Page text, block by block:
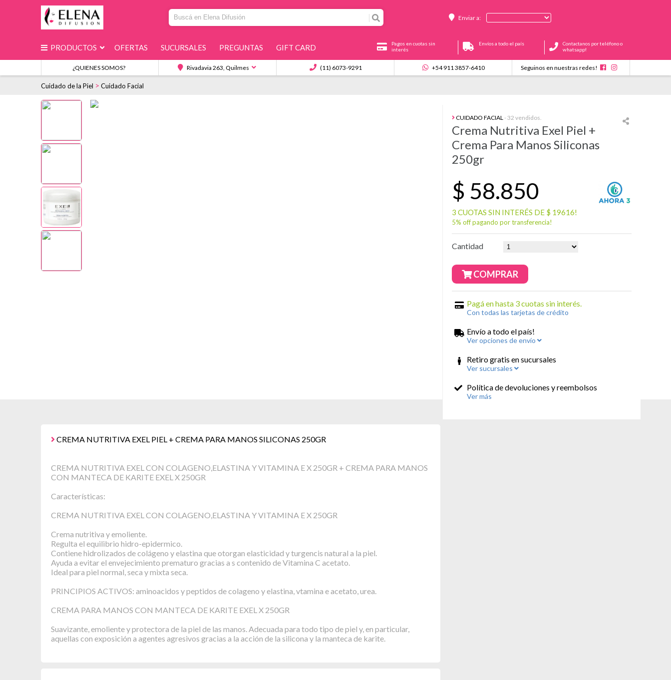
Enviar a:
PRODUCTOS OFERTAS SUCURSALES PREGUNTAS GIFT CARD
Pagos en cuotas sin
interés
Envíos a todo el país
Contactanos por teléfono o
whatsapp!
¿QUIENES SOMOS? Rivadavia 263, Quilmes (11) 6073-9291 +54 911 3857-6410 Seguinos en nuestras redes!
Cuidado de la Piel > Cuidado Facial
CUIDADO FACIAL- 32 vendidos.
Crema Nutritiva Exel Piel +
Crema Para Manos Siliconas
250gr
$ 58.850
3 CUOTAS SIN INTERÉS DE $ 19616!
5% off pagando por transferencia!
Cantidad
COMPRAR
Pagá en hasta 3 cuotas sin interés.
Con todas las tarjetas de crédito
Envío a todo el país!
Ver opciones de envío
Retiro gratis en sucursales
Ver sucursales
Política de devoluciones y reembolsos
Ver más
CREMA NUTRITIVA EXEL PIEL + CREMA PARA MANOS SILICONAS 250GR
CREMA NUTRITIVA EXEL CON COLAGENO,ELASTINA Y VITAMINA E X 250GR + CREMA PARA MANOS
CON MANTECA DE KARITE EXEL X 250GR
Características:
CREMA NUTRITIVA EXEL CON COLAGENO,ELASTINA Y VITAMINA E X 250GR
Crema nutritiva y emoliente.
Regulta el equilibrio hidro-epidermico.
Contiene hidrolizados de colágeno y elastina que otorgan elasticidad y turgencis natural a la piel.
Ayuda a evitar el envejecimiento prematuro gracias a s contenido de Vitamina C acetato.
Ideal para piel normal, seca y mixta seca.
PRINCIPIOS ACTIVOS: aminoacidos y peptidos de colageno y elastina, vtamina e acetato, urea.
CREMA PARA MANOS CON MANTECA DE KARITE EXEL X 250GR
Suavizante, emoliente y protectora de la piel de las manos. Adecuada para todo tipo de piel y, en particular,
aquellas con exposición a agentes agresivos gracias a la acción de la silicona y la manteca de karite.